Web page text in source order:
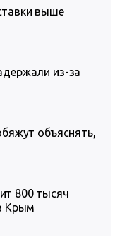
выше
из-за
объяснять,
800 тысяч
Крым